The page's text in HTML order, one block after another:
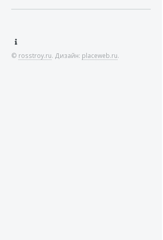
© rosstroy.ru. Дизайн: placeweb.ru.